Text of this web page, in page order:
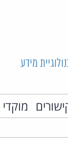
מידע